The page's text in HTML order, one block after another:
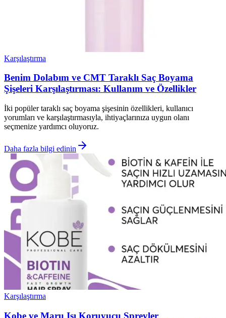
Karşılaştırma
Benim Dolabım ve CMT Taraklı Saç Boyama
Şişeleri Karşılaştırması: Kullanım ve Özellikler
İki popüler taraklı saç boyama şişesinin özellikleri, kullanıcı
yorumları ve karşılaştırmasıyla, ihtiyaçlarınıza uygun olanı
seçmenize yardımcı oluyoruz.
Daha fazla bilgi edinin
Karşılaştırma
Kobe ve Maru Isı Koruyucu Spreyler